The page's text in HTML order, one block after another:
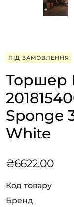
ПІД ЗАМОВЛЕННЯ
Торшер
Sponge
White
₴6622.00
Код товару
Бренд